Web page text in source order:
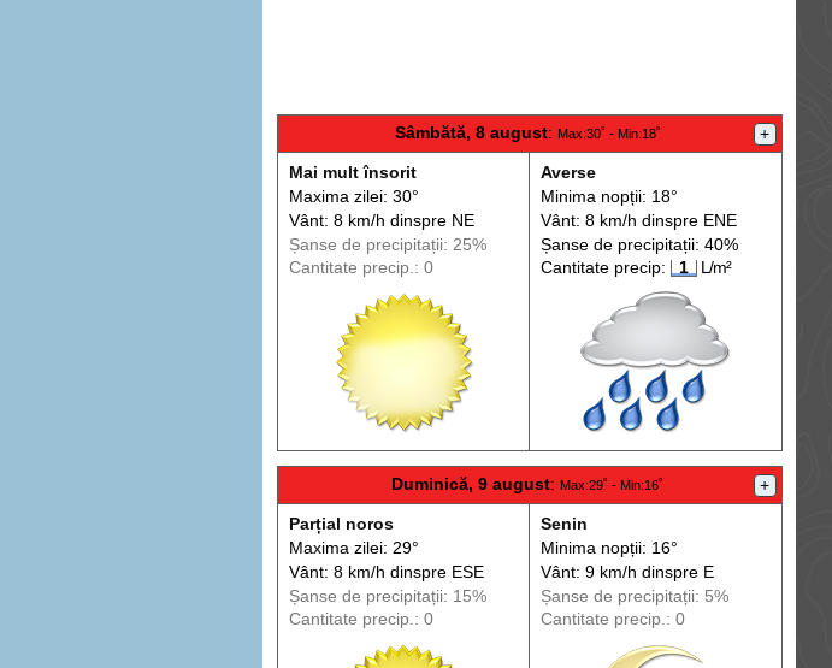
Sâmbătă, 8 august: Max:30˚ - Min:18˚ +
Mai mult însorit
Maxima zilei: 30°
Vânt: 8 km/h dinspreNE
Șanse de precipitații: 25%
Cantitate precip.: 0
Averse
Minima nopții: 18°
Vânt: 8 km/h dinspreENE
Șanse de precipitații: 40%
Cantitate precip:
1 L/m²
Duminică, 9 august: Max:29˚ - Min:16˚ +
Parțial noros
Maxima zilei: 29°
Vânt: 8 km/h dinspreESE
Șanse de precipitații: 15%
Cantitate precip.: 0
Senin
Minima nopții: 16°
Vânt: 9 km/h dinspreE
Șanse de precipitații: 5%
Cantitate precip.: 0